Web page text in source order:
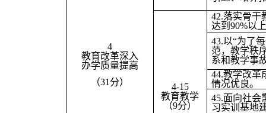
4
教育改革深入
办学质量提高
（31分）
4-15
教育教学
（9分）
42.落实骨干
达到90%以
43.以“为了
范，教学秩
系和教学事
44.教学改革
情况优良。
45.面向社会
习实训基地